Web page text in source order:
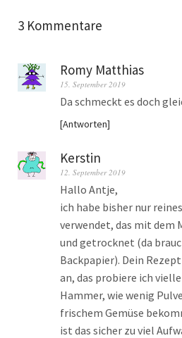
3 Kommentare
Romy Matthias
15. September 2019
Da schmeckt es doch
Antworten
Kerstin
12. September 2019
Hallo Antje,
ich habe bisher nur
verwendet, das mit dem
und getrocknet (da
Backpapier). Dein
an, das probiere ich
Hammer, wie wenig
frischem Gemüse
ist das sicher zu viel